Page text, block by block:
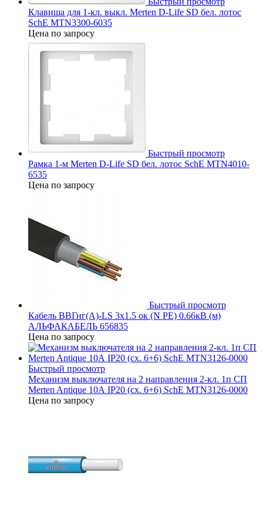
Клавиша для 1-кл. выкл. Merten D-Life SD бел. лотос
SchE MTN3300-6035
Цена по запросу
Быстрый просмотр
Рамка 1-м Merten D-Life SD бел. лотос SchE MTN4010-
6535
Цена по запросу
Быстрый просмотр
Кабель ВВГнг(А)-LS 3х1.5 ок (N PE) 0.66кВ (м)
АЛЬФАКАБЕЛЬ 656835
Цена по запросу
Быстрый просмотр
Механизм выключателя на 2 направления 2-кл. 1п СП
Merten Antique 10А IP20 (сх. 6+6) SchE MTN3126-0000
Цена по запросу